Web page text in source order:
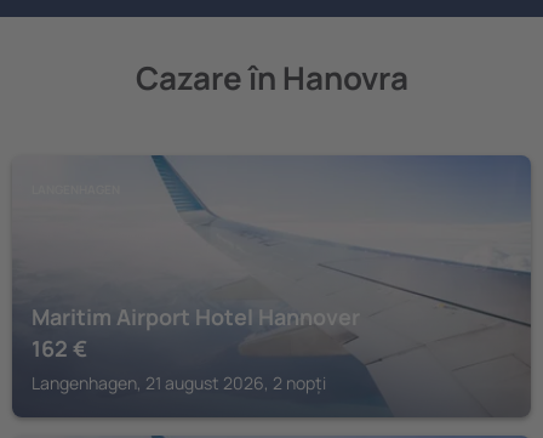
Cazare în Hanovra
Maritim Airport Hotel Hannover
162 €
Langenhagen, 21 august 2026, 2 nopți